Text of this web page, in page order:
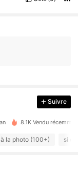
Suivre
8.1K Vendu
la photo (100+) si